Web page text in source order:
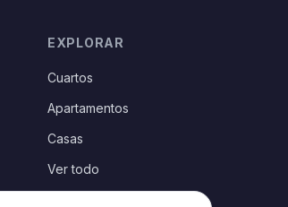
EXPLORAR
Cuartos
Apartamentos
Casas
Ver todo